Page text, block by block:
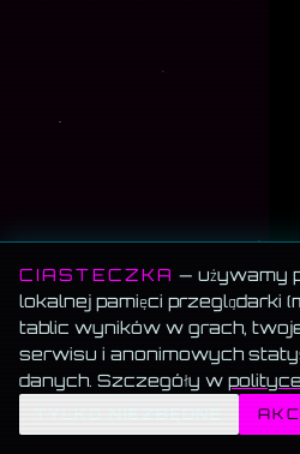
CIASTECZKA — używamy
lokalnej pamięci przeglądarki
tablic wyników w grach,
serwisu i anonimowych
danych. Szczegóły w